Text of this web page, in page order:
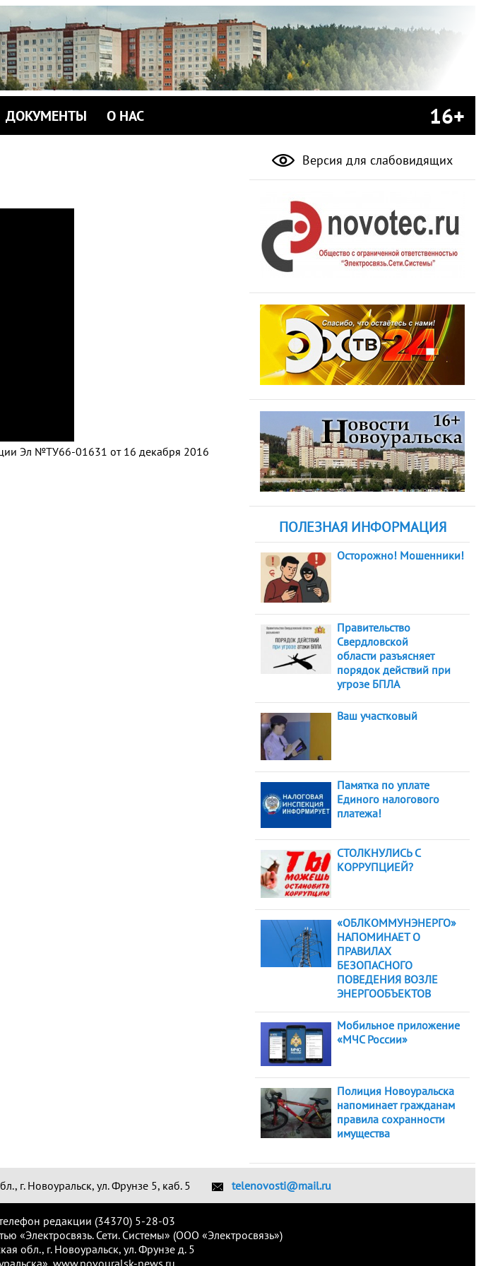
ДОКУМЕНТЫ О НАС 16+
Эл №ТУ66-01631 от 16 декабря 2016
Версия для слабовидящих
ПОЛЕЗНАЯ ИНФОРМАЦИЯ
Осторожно! Мошенники!
Правительство
Свердловской
области разъясняет
порядок действий при
угрозе БПЛА
Ваш участковый
Памятка по уплате
Единого налогового
платежа!
СТОЛКНУЛИСЬ С
КОРРУПЦИЕЙ?
«ОБЛКОММУНЭНЕРГО»
НАПОМИНАЕТ О
ПРАВИЛАХ
БЕЗОПАСНОГО
ПОВЕДЕНИЯ ВОЗЛЕ
ЭНЕРГООБЪЕКТОВ
Мобильное приложение
«МЧС России»
Полиция Новоуральска
напоминает гражданам
правила сохранности
имущества
г. Новоуральск, ул. Фрунзе 5, каб. 5 telenovosti@mail.ru
редакции (34370) 5-28-03
«Электросвязь. Сети. Системы» (ООО «Электросвязь»)
обл., г. Новоуральск, ул. Фрунзе д. 5